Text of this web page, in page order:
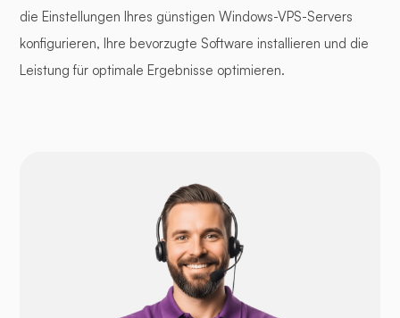
die Einstellungen Ihres günstigen Windows-VPS-Servers
konfigurieren, Ihre bevorzugte Software installieren und die
Leistung für optimale Ergebnisse optimieren.